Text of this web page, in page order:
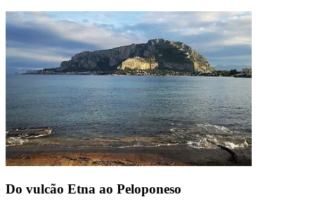
Do vulcão Etna ao Peloponeso